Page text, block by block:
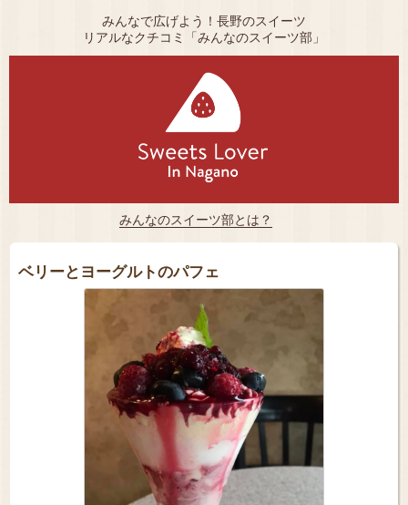
みんなで広げよう！長野のスイーツ
リアルなクチコミ「みんなのスイーツ部」
みんなのスイーツ部とは？
ベリーとヨーグルトのパフェ